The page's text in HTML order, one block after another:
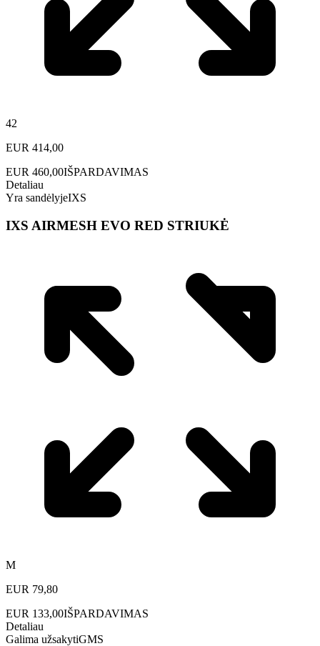
42
EUR 414,00
EUR 460,00IŠPARDAVIMAS
Detaliau
Yra sandėlyjeIXS
IXS AIRMESH EVO RED STRIUKĖ
M
EUR 79,80
EUR 133,00IŠPARDAVIMAS
Detaliau
Galima užsakytiGMS